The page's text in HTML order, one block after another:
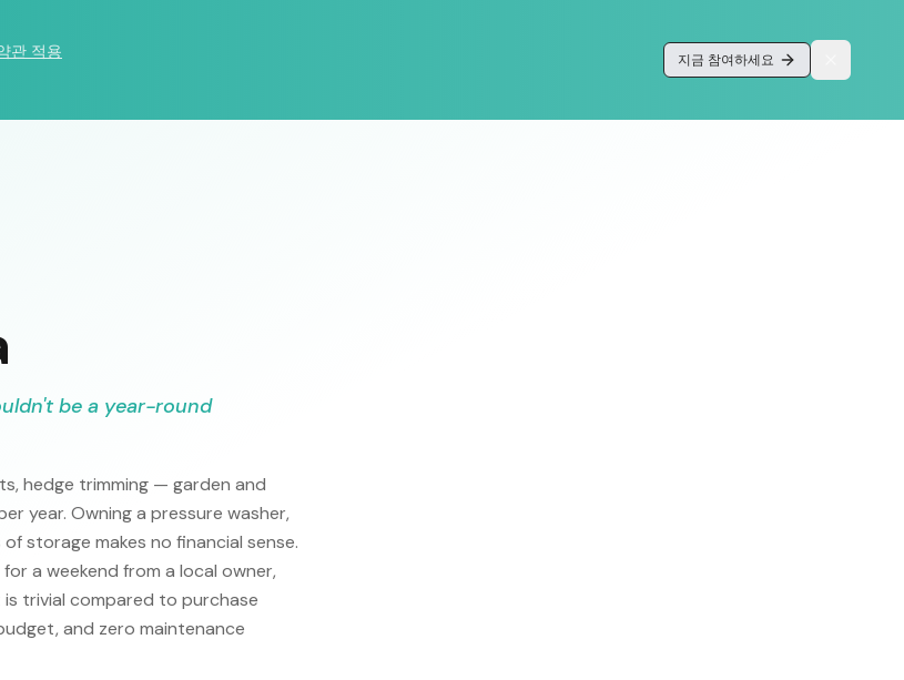
관 적용
지금 참여하세요
be a year-round
hedge trimming — garden and
year. Owning a pressure washer,
storage makes no financial sense.
a weekend from a local owner,
trivial compared to purchase
and zero maintenance